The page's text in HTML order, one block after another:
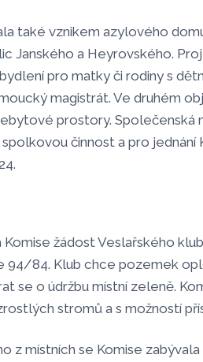
také vznikem azylového
Janského a Heyrovského.
pro matky či rodiny s
magistrát. Ve druhém
prostory. Společenská
činnost a pro jednání
žádost Veslařského
94/84. Klub chce pozemek
se o údržbu místní zeleně.
stromů a s možností
z místních se Komise